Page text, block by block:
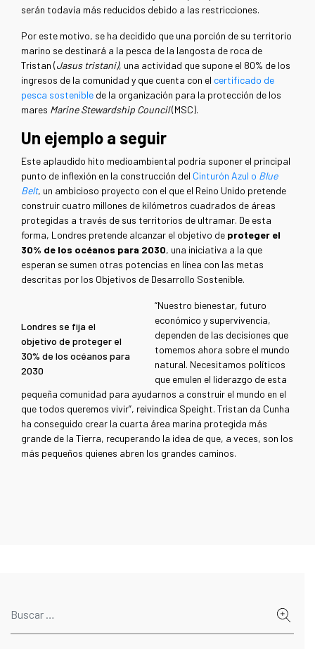
serán todavía más reducidos debido a las restricciones.
Por este motivo, se ha decidido que una porción de su territorio
marino se destinará a la pesca de la langosta de roca de
Tristan (Jasus tristani), una actividad que supone el 80% de los
ingresos de la comunidad y que cuenta con el certificado de
pesca sostenible de la organización para la protección de los
mares Marine Stewardship Council(MSC).
Un ejemplo a seguir
Este aplaudido hito medioambiental podría suponer el principal
punto de inflexión en la construcción del Cinturón Azul o Blue
Belt, un ambicioso proyecto con el que el Reino Unido pretende
construir cuatro millones de kilómetros cuadrados de áreas
protegidas a través de sus territorios de ultramar. De esta
forma, Londres pretende alcanzar el objetivo de proteger el
30% de los océanos para 2030, una iniciativa a la que
esperan se sumen otras potencias en línea con las metas
descritas por los Objetivos de Desarrollo Sostenible.
Londres se fija el
objetivo de proteger el
30% de los océanos para
2030
“Nuestro bienestar, futuro
económico y supervivencia,
dependen de las decisiones que
tomemos ahora sobre el mundo
natural. Necesitamos políticos
que emulen el liderazgo de esta
pequeña comunidad para ayudarnos a construir el mundo en el
que todos queremos vivir”, reivindica Speight. Tristan da Cunha
ha conseguido crear la cuarta área marina protegida más
grande de la Tierra, recuperando la idea de que, a veces, son los
más pequeños quienes abren los grandes caminos.